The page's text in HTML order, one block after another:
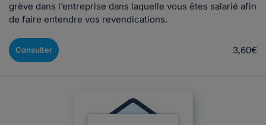
grève dans l’entreprise dans laquelle vous êtes salarié afin
de faire entendre vos revendications.
Consulter 3,60€